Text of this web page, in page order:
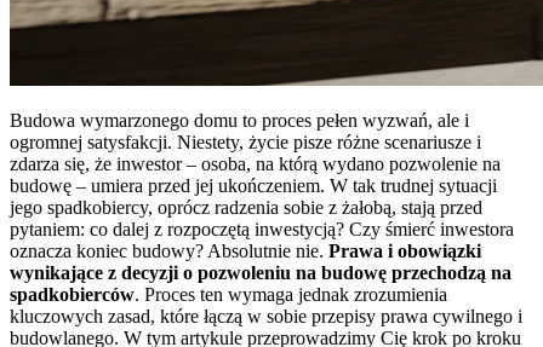
Budowa wymarzonego domu to proces pełen wyzwań, ale i
ogromnej satysfakcji. Niestety, życie pisze różne scenariusze i
zdarza się, że inwestor – osoba, na którą wydano pozwolenie na
budowę – umiera przed jej ukończeniem. W tak trudnej sytuacji
jego spadkobiercy, oprócz radzenia sobie z żałobą, stają przed
pytaniem: co dalej z rozpoczętą inwestycją? Czy śmierć inwestora
oznacza koniec budowy? Absolutnie nie. Prawa i obowiązki
wynikające z decyzji o pozwoleniu na budowę przechodzą na
spadkobierców. Proces ten wymaga jednak zrozumienia
kluczowych zasad, które łączą w sobie przepisy prawa cywilnego i
budowlanego. W tym artykule przeprowadzimy Cię krok po kroku